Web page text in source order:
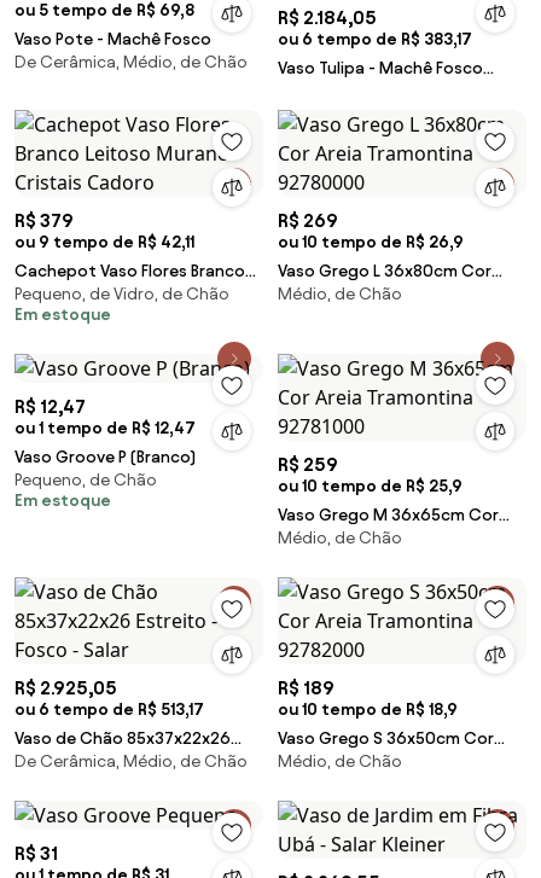
ou 5 tempo de R$ 69,8
Vaso Pote - Machê Fosco
De Cerâmica, Médio, de Chão
R$ 2.184,05
ou 6 tempo de R$ 383,17
Vaso Tulipa - Machê Fosco
R$ 379
ou 9 tempo de R$ 42,11
Cachepot Vaso Flores Branco
Leitoso Murano Cristais
Cadoro
Pequeno, de Vidro, de Chão
Em estoque
R$ 269
ou 10 tempo de R$ 26,9
Vaso Grego L 36x80cm Cor
Areia Tramontina 92780000
Médio, de Chão
R$ 12,47
ou 1 tempo de R$ 12,47
Vaso Groove P (Branco)
Pequeno, de Chão
Em estoque
R$ 259
ou 10 tempo de R$ 25,9
Vaso Grego M 36x65cm Cor
Areia Tramontina 92781000
Médio, de Chão
R$ 2.925,05
ou 6 tempo de R$ 513,17
Vaso de Chão 85x37x22x26
Estreito - Fosco - Salar
De Cerâmica, Médio, de Chão
R$ 189
ou 10 tempo de R$ 18,9
Vaso Grego S 36x50cm Cor
Areia Tramontina 92782000
Médio, de Chão
R$ 31